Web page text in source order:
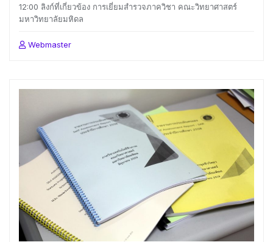
12:00 ลิงก์ที่เกี่ยวข้อง การเยี่ยมสำรวจภาควิชา คณะวิทยาศาสตร์
มหาวิทยาลัยมหิดล
Webmaster